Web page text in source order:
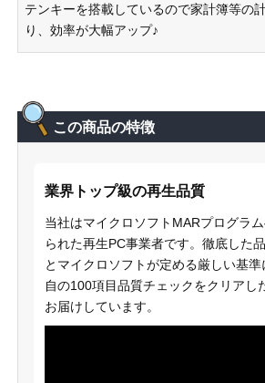
テンキーを搭載しているので家計簿等の
り、効率が大幅アップ♪
この商品の特徴
業界トップ級の再生品質
当社はマイクロソフトMARプログラ
られた再生PC事業者です。徹底した
とマイクロソフトが定める厳しい基
自の100項目品質チェックをクリアし
お届けしています。